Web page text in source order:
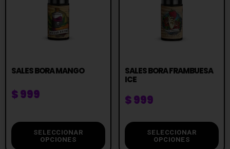
SALES BORA MANGO
$999
SELECCIONAR
OPCIONES
SALES BORA FRAMBUESA
ICE
$999
SELECCIONAR
OPCIONES